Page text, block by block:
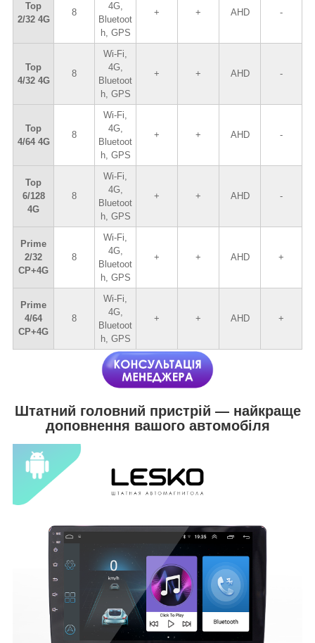
Top
2/32 4G
8
4G,
Bluetoot
h, GPS
+ + AHD -
Top
4/32 4G
8
Wi-Fi,
4G,
Bluetoot
h, GPS
+ + AHD -
Top
4/64 4G
8
Wi-Fi,
4G,
Bluetoot
h, GPS
+ + AHD -
Top
6/128
4G
8
Wi-Fi,
4G,
Bluetoot
h, GPS
+ + AHD -
Prime
2/32
CP+4G
8
Wi-Fi,
4G,
Bluetoot
h, GPS
+ + AHD +
Prime
4/64
CP+4G
8
Wi-Fi,
4G,
Bluetoot
h, GPS
+ + AHD +
Штатний головний пристрій — найкраще
доповнення вашого автомобіля